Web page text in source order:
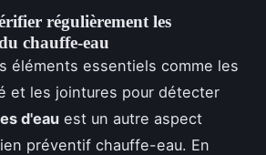
régulièrement les
chauffe-eau
éléments essentiels comme les
et les jointures pour détecter
d'eau est un autre aspect
préventif chauffe-eau. En